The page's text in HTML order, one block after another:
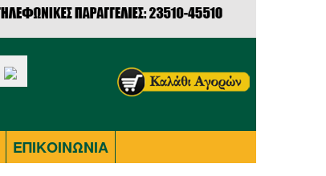
ΕΠΙΚΟΙΝΩΝΙΑ